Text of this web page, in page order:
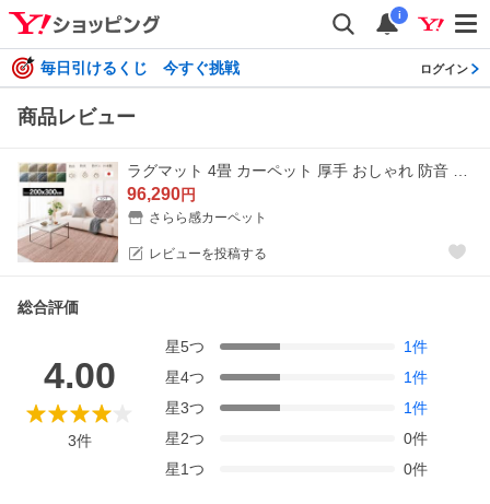
i
毎日引けるくじ 今すぐ挑戦 ログイン
商品レビュー
96,290円
さらら感カーペット
レビューを投稿する
総合評価
4.00
3件
星5つ 1件
星4つ 1件
星3つ 1件
星2つ 0件
星1つ 0件